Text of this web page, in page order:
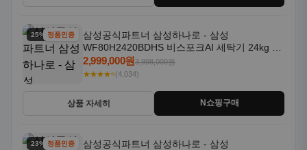
25% 할인정품인증
삼성공식파트너 삼성하나로 - 삼성
WF80H2420BDHS 비스포크AI 세탁기 24kg 건
조기 20kg 세제자동투입
2,999,000원3,998,000원
★★★★⭐(4,034)
상품 자세히 N쇼핑구매
23% 할인정품인증
삼성공식파트너 삼성하나로 - 삼성